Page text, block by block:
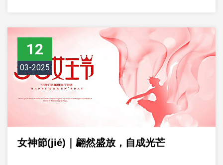
12
03-2025
女神節(jié)｜翩然盛放，自成光芒